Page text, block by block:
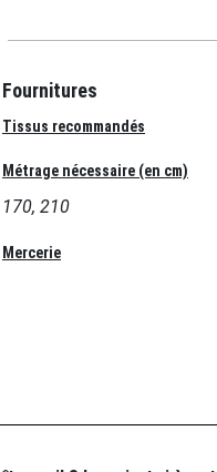
Fournitures
Tissus recommandés
Métrage nécessaire (en cm)
170, 210
Mercerie